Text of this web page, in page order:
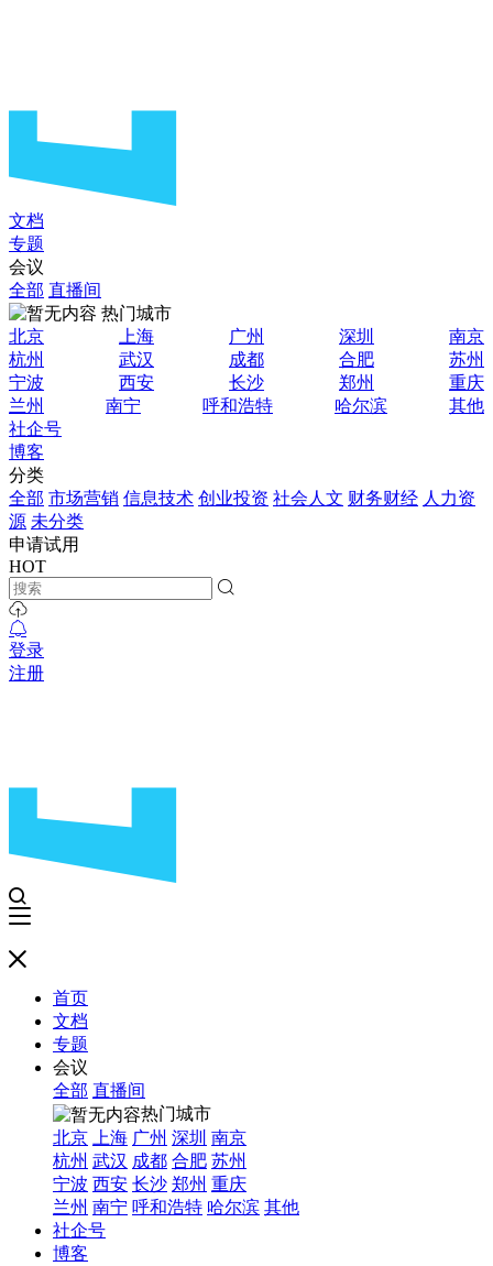
文档
专题
会议
全部 直播间
热门城市
北京
上海 广州 深圳
南京
杭州
武汉 成都 合肥
苏州
宁波
西安 长沙 郑州
重庆
兰州
南宁 呼和浩特 哈尔滨
其他
社企号
博客
分类
全部 市场营销 信息技术 创业投资 社会人文 财务财经 人力资
源 未分类
申请试用
HOT
登录
注册
首页
文档
专题
会议
全部 直播间
热门城市
北京
上海 广州 深圳 南京
杭州 武汉 成都 合肥 苏州
宁波 西安 长沙 郑州 重庆
兰州 南宁 呼和浩特 哈尔滨 其他
社企号
博客